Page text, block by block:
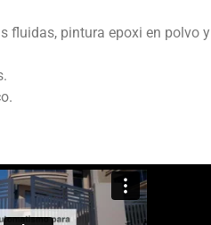
fluidas, pintura epoxi en polvo y